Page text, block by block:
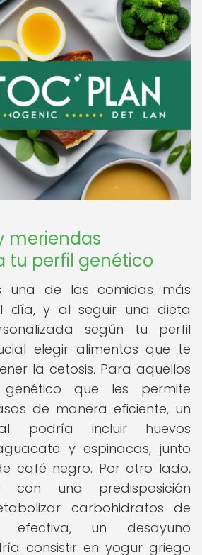
meriendas
tu perfil genético
una de las comidas más
día, y al seguir una dieta
según tu perfil
elegir alimentos que te
la cetosis. Para aquellos
que les permite
de manera eficiente, un
podría incluir huevos
y espinacas, junto
café negro. Por otro lado,
con una predisposición
carbohidratos de
efectiva, un desayuno
consistir en yogur griego